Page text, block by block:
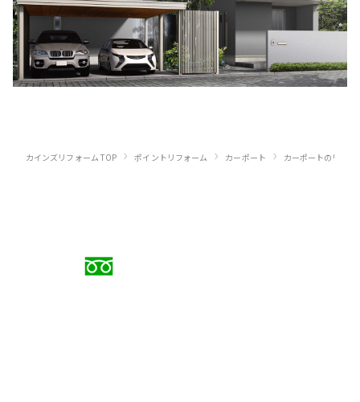
カインズリフォーム TOP › ポイントリフォーム › カーポート › カーポートのリフォ